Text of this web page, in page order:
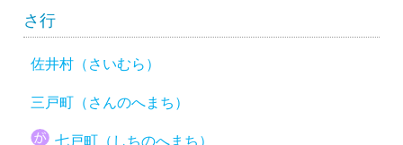
さ行
佐井村（さいむら）
三戸町（さんのへまち）
七戸町（しちのへまち）